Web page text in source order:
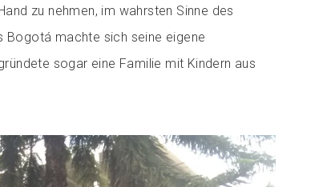
zu nehmen, im wahrsten Sinne des
Bogotá machte sich seine eigene
sogar eine Familie mit Kindern aus